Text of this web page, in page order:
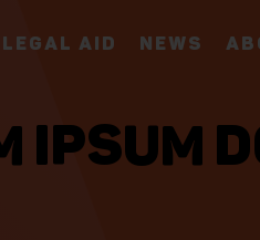
LEGAL AID NEWS
IPSUM